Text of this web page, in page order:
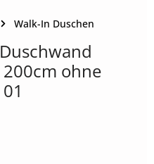
Walk-In Duschen
ohne